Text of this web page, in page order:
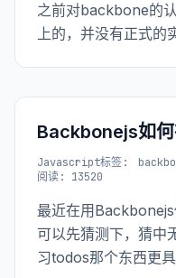
之前对backbone的
上的，并没有正式的
Backbonejs如
Javascript标签:
阅读: 13520
最近在用
可以先猜测下，猜中
习todos那个东西更